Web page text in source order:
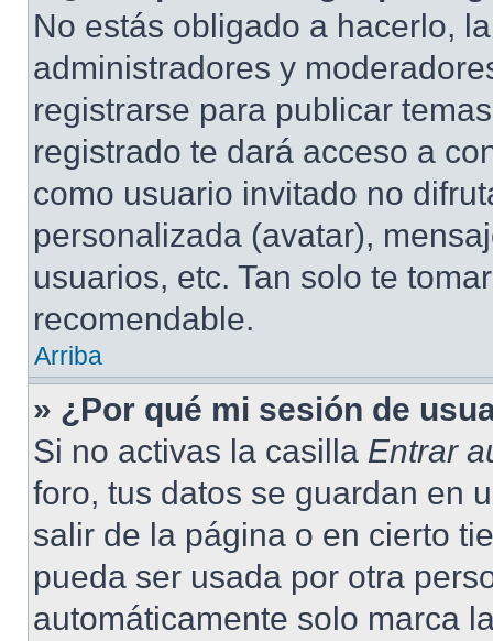
No estás obligado a hacerlo,
administradores y
registrarse para publicar
registrado te dará acceso a
como usuario invitado no
personalizada (avatar),
usuarios, etc. Tan solo te
recomendable.
Arriba
» ¿Por qué mi sesión de
Si no activas la casilla Entrar
foro, tus datos se guardan en
salir de la página o en cierto
pueda ser usada por otra
automáticamente solo marca